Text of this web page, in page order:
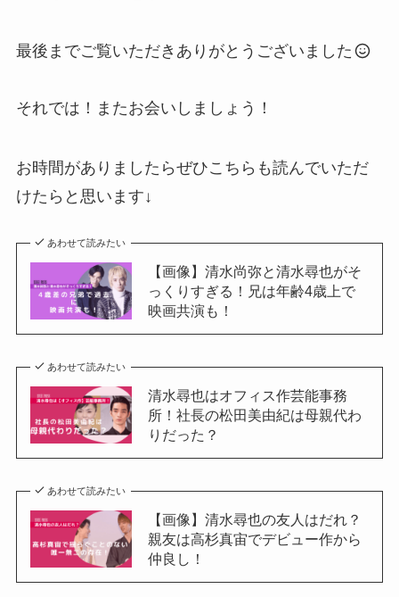
最後までご覧いただきありがとうございました
それでは！またお会いしましょう！
お時間がありましたらぜひこちらも読んでいただ
けたらと思います↓
あわせて読みたい
【画像】清水尚弥と清水尋也がそ
っくりすぎる！兄は年齢4歳上で
映画共演も！
あわせて読みたい
清水尋也はオフィス作芸能事務
所！社長の松田美由紀は母親代わ
りだった？
あわせて読みたい
【画像】清水尋也の友人はだれ？
親友は⾼杉真宙でデビュー作から
仲良し！